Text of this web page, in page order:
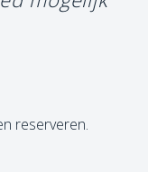
reserveren.